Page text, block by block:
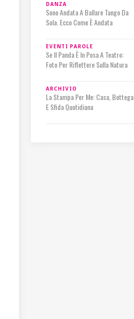
DANZA
Sono Andata A Ballare Tango Da
Sola. Ecco Come È Andata
EVENTI PAROLE
Se Il Panda È In Posa A Teatro:
Foto Per Riflettere Sulla Natura
ARCHIVIO
La Stampa Per Me: Casa, Bottega
E Sfida Quotidiana